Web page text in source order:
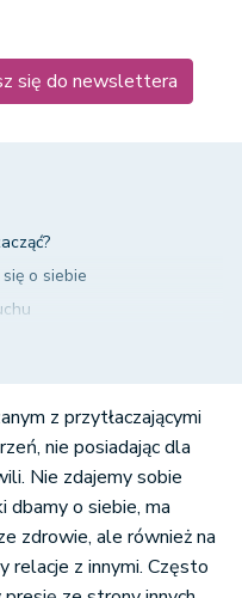
się do newslettera
o siebie
self-care?
z przytłaczającymi
nie posiadając dla
Nie zdajemy sobie
dbamy o siebie, ma
zdrowie, ale również na
relacje z innymi. Często